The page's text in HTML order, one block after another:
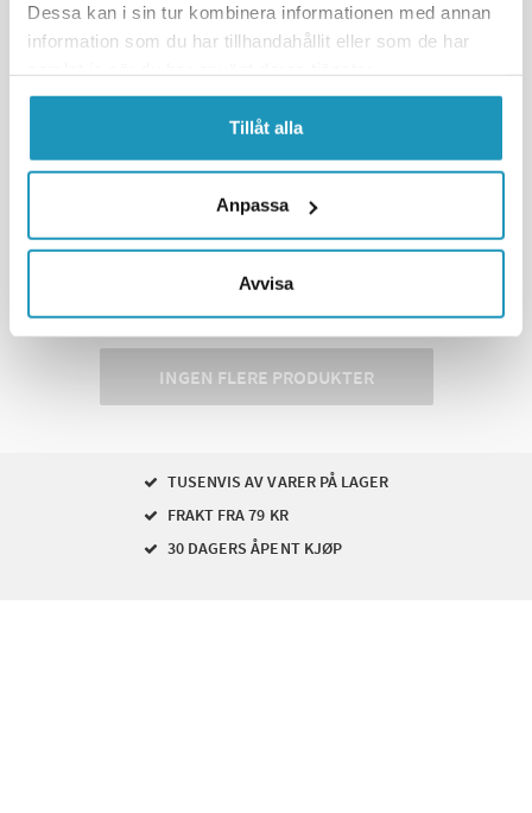
Dessa kan i sin tur kombinera informationen med annan
information som du har tillhandahållit eller som de har
Tillåt alla
Anpassa
Avvisa
Eurol Injection Cleaning 250ML
159 kr
+ LEGG TIL I
MER INFORMASJON
EUROL
Eurol Fuel Additive Octane
Booster 250ML
239 kr
15
+ LEGG TIL I
MER INFORMASJON
Viser4av4produkter
INGEN FLERE PRODUKTER
TUSENVIS AV VARER PÅ LAGER
FRAKT FRA 79 KR
30 DAGERS ÅPENT KJØP